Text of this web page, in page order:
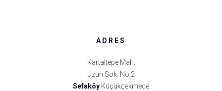
ADRES
Kartaltepe Mah.
Uzun Sok. No:2
Sefaköy Küçükçekmece